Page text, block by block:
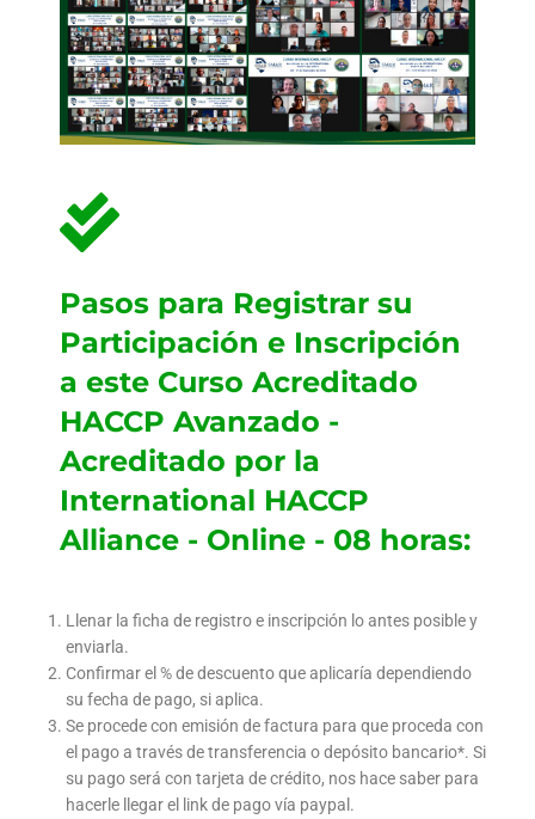
Pasos para Registrar su
Participación e Inscripción
a este Curso Acreditado
HACCP Avanzado -
Acreditado por la
International HACCP
Alliance - Online - 08 horas:
Llenar la ficha de registro e inscripción lo antes posible y
enviarla.
Confirmar el % de descuento que aplicaría dependiendo
su fecha de pago, si aplica.
Se procede con emisión de factura para que proceda con
el pago a través de transferencia o depósito bancario*. Si
su pago será con tarjeta de crédito, nos hace saber para
hacerle llegar el link de pago vía paypal.